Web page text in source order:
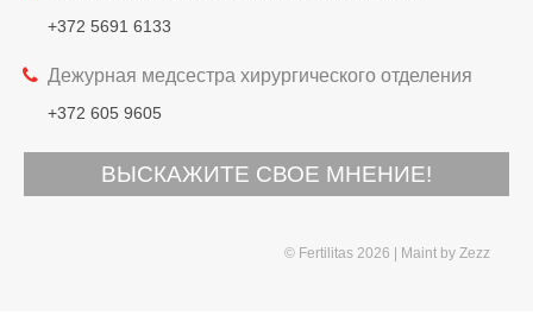
+372 5691 6133
Дежурная медсестра хирургического отделения
+372 605 9605
ВЫСКАЖИТЕ СВОЕ МНЕНИЕ!
© Fertilitas 2026 Maint byZezz